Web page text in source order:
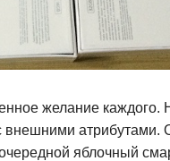
желание каждого.
внешними
яблочный